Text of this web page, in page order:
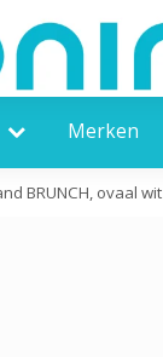
Merken
BRUNCH, ovaal wit